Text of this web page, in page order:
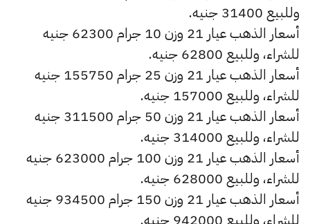
وللبيع 31400 جنيه.
أسعار الذهب عيار 21 وزن 10 جرام 62300 جنيه
للشراء، وللبيع 62800 جنيه.
أسعار الذهب عيار 21 وزن 25 جرام 155750 جنيه
للشراء، وللبيع 157000 جنيه.
أسعار الذهب عيار 21 وزن 50 جرام 311500 جنيه
للشراء، وللبيع 314000 جنيه.
أسعار الذهب عيار 21 وزن 100 جرام 623000 جنيه
للشراء، وللبيع 628000 جنيه.
أسعار الذهب عيار 21 وزن 150 جرام 934500 جنيه
للشراء، وللبيع 942000 جنيه.